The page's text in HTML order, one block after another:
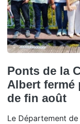
Ponts de la
Albert fermé
de fin août
Le Département